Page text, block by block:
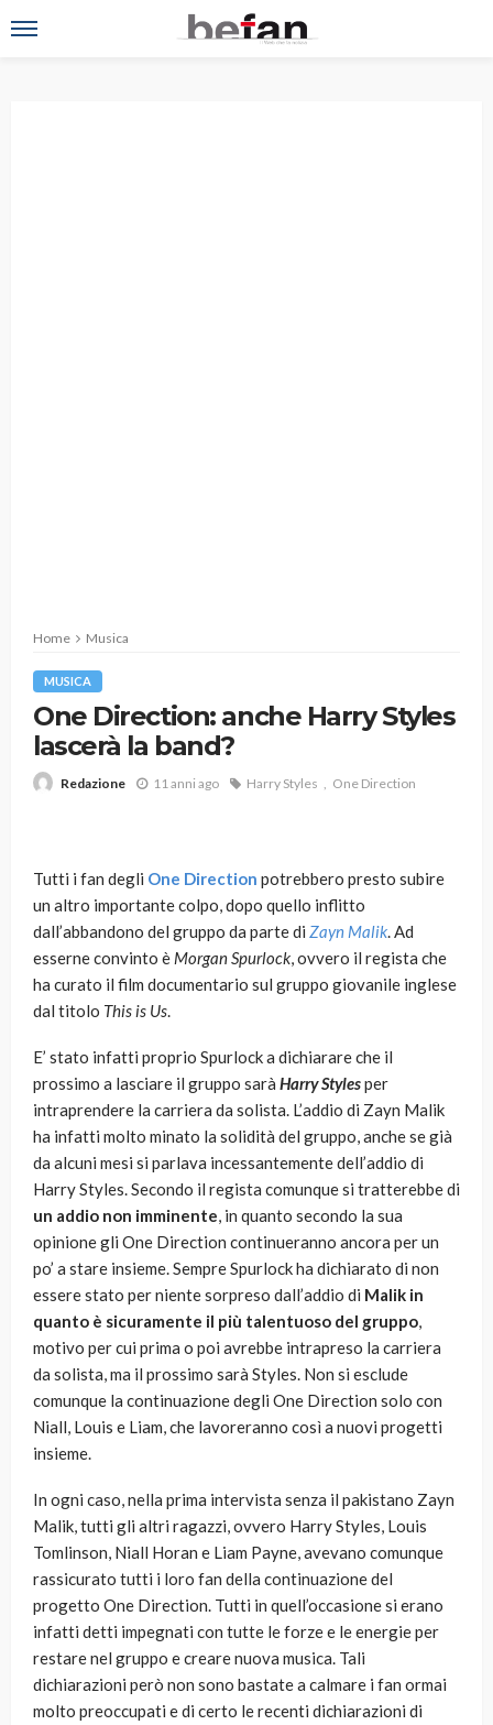
Home Musica
MUSICA
One Direction: anche Harry Styles
lascerà la band?
Redazione 11 anni ago Harry Styles One Direction
Tutti i fan degli One Direction potrebbero presto subire
un altro importante colpo, dopo quello inflitto
dall’abbandono del gruppo da parte di Zayn Malik. Ad
esserne convinto è Morgan Spurlock, ovvero il regista che
ha curato il film documentario sul gruppo giovanile inglese
dal titolo This is Us.
E’ stato infatti proprio Spurlock a dichiarare che il
prossimo a lasciare il gruppo sarà Harry Stylesper
intraprendere la carriera da solista. L’addio di Zayn Malik
ha infatti molto minato la solidità del gruppo, anche se già
da alcuni mesi si parlava incessantemente dell’addio di
Harry Styles. Secondo il regista comunque si tratterebbe di
un addio non imminente, in quanto secondo la sua
opinione gli One Direction continueranno ancora per un
po’ a stare insieme. Sempre Spurlock ha dichiarato di non
essere stato per niente sorpreso dall’addio di Malik in
quanto è sicuramente il più talentuoso del gruppo,
motivo per cui prima o poi avrebbe intrapreso la carriera
da solista, ma il prossimo sarà Styles. Non si esclude
comunque la continuazione degli One Direction solo con
Niall, Louis e Liam, che lavoreranno così a nuovi progetti
insieme.
In ogni caso, nella prima intervista senza il pakistano Zayn
Malik, tutti gli altri ragazzi, ovvero Harry Styles, Louis
Tomlinson, Niall Horan e Liam Payne, avevano comunque
rassicurato tutti i loro fan della continuazione del
progetto One Direction. Tutti in quell’occasione si erano
infatti detti impegnati con tutte le forze e le energie per
restare nel gruppo e creare nuova musica. Tali
dichiarazioni però non sono bastate a calmare i fan ormai
molto preoccupati e di certo le recenti dichiarazioni di